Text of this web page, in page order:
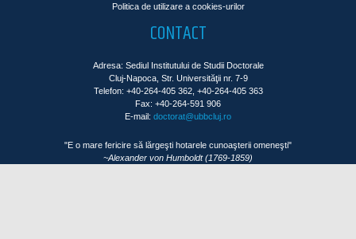
Politica de utilizare a cookies-urilor
CONTACT
Adresa: Sediul Institutului de Studii Doctorale
Cluj-Napoca, Str. Universităţii nr. 7-9
Telefon: +40-264-405 362, +40-264-405 363
Fax: +40-264-591 906
E-mail: doctorat@ubbcluj.ro
"E o mare fericire să lărgeşti hotarele cunoaşterii omeneşti"
~Alexander von Humboldt (1769-1859)